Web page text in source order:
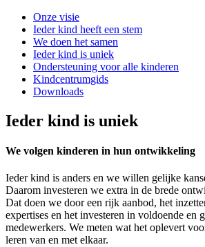
Onze visie
Ieder kind heeft een stem
We doen het samen
Ieder kind is uniek
Ondersteuning voor alle kinderen
Kindcentrumgids
Downloads
Ieder kind is uniek
We volgen kinderen in hun ontwikkeling
Ieder kind is anders en we willen gelijke
Daarom investeren we extra in de brede
Dat doen we door een rijk aanbod, het
expertises en het investeren in voldoende en
medewerkers. We meten wat het oplevert
leren van en met elkaar.